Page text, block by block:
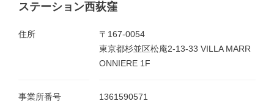
ステーション西荻窪
住所
〒167-0054
東京都杉並区松庵2-13-33 VILLA MARR
ONNIERE 1F
事業所番号 1361590571